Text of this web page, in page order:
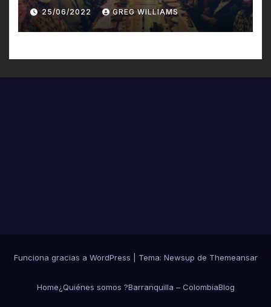
25/06/2022 GREG WILLIAMS
Funciona gracias a WordPress Tema: Newsup de Themeansar
Home¿Quiénes somos ?Barranquilla – ColombiaBlog